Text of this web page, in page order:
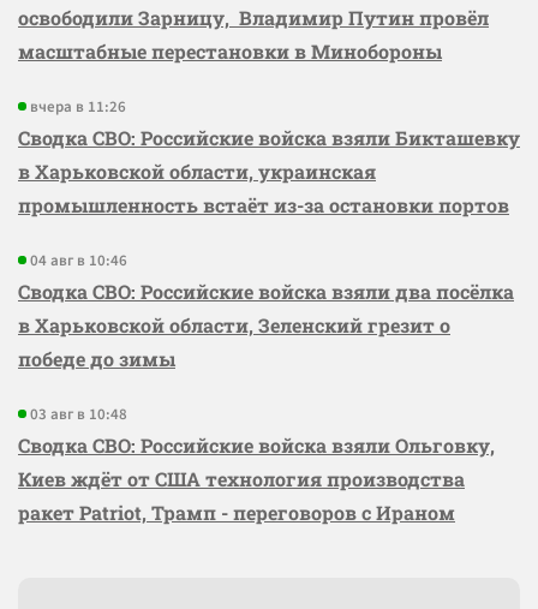
освободили Зарницу, Владимир Путин провёл
масштабные перестановки в Минобороны
вчера в 11:26
Сводка СВО: Российские войска взяли Бикташевку
в Харьковской области, украинская
промышленность встаёт из-за остановки портов
04 авг в 10:46
Сводка СВО: Российские войска взяли два посёлка
в Харьковской области, Зеленский грезит о
победе до зимы
03 авг в 10:48
Сводка СВО: Российские войска взяли Ольговку,
Киев ждёт от США технология производства
ракет Patriot, Трамп - переговоров с Ираном